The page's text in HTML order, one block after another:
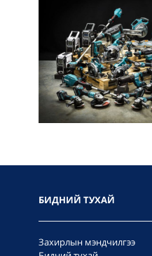
БИДНИЙ ТУХАЙ
Захирлын мэндчилгээ